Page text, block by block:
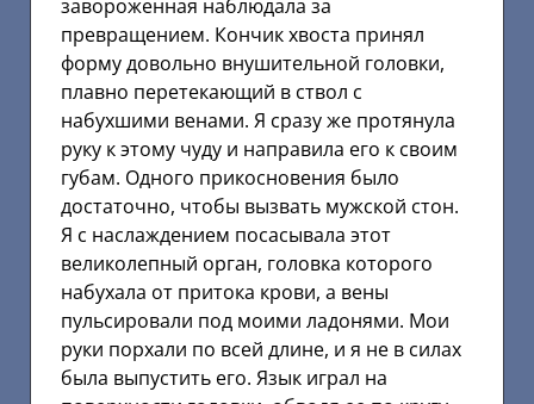
завороженная наблюдала за
превращением. Кончик хвоста принял
форму довольно внушительной головки,
плавно перетекающий в ствол с
набухшими венами. Я сразу же протянула
руку к этому чуду и направила его к своим
губам. Одного прикосновения было
достаточно, чтобы вызвать мужской стон.
Я с наслаждением посасывала этот
великолепный орган, головка которого
набухала от притока крови, а вены
пульсировали под моими ладонями. Мои
руки порхали по всей длине, и я не в силах
была выпустить его. Язык играл на